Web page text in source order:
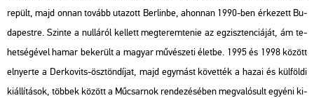
re­pült, majd onnan to­vább uta­zott Ber­lin­be, ahon­nan 1990-ben ér­ke­zett Bu­
da­pest­re. Szin­te a nul­lá­ról kel­lett meg­te­rem­te­nie az eg­zisz­ten­ci­á­ját, ám te­
het­sé­gé­vel hamar be­ke­rült a ma­gyar mű­vé­sze­ti élet­be. 1995 és 1998 kö­zött
el­nyer­te a Der­kovits-ösz­tön­dí­jat, majd egy­mást kö­vet­ték a hazai és kül­föl­di
ki­ál­lí­tá­sok, töb­bek kö­zött a Mű­csar­nok ren­de­zé­sé­ben meg­va­ló­sult egyé­ni ki­